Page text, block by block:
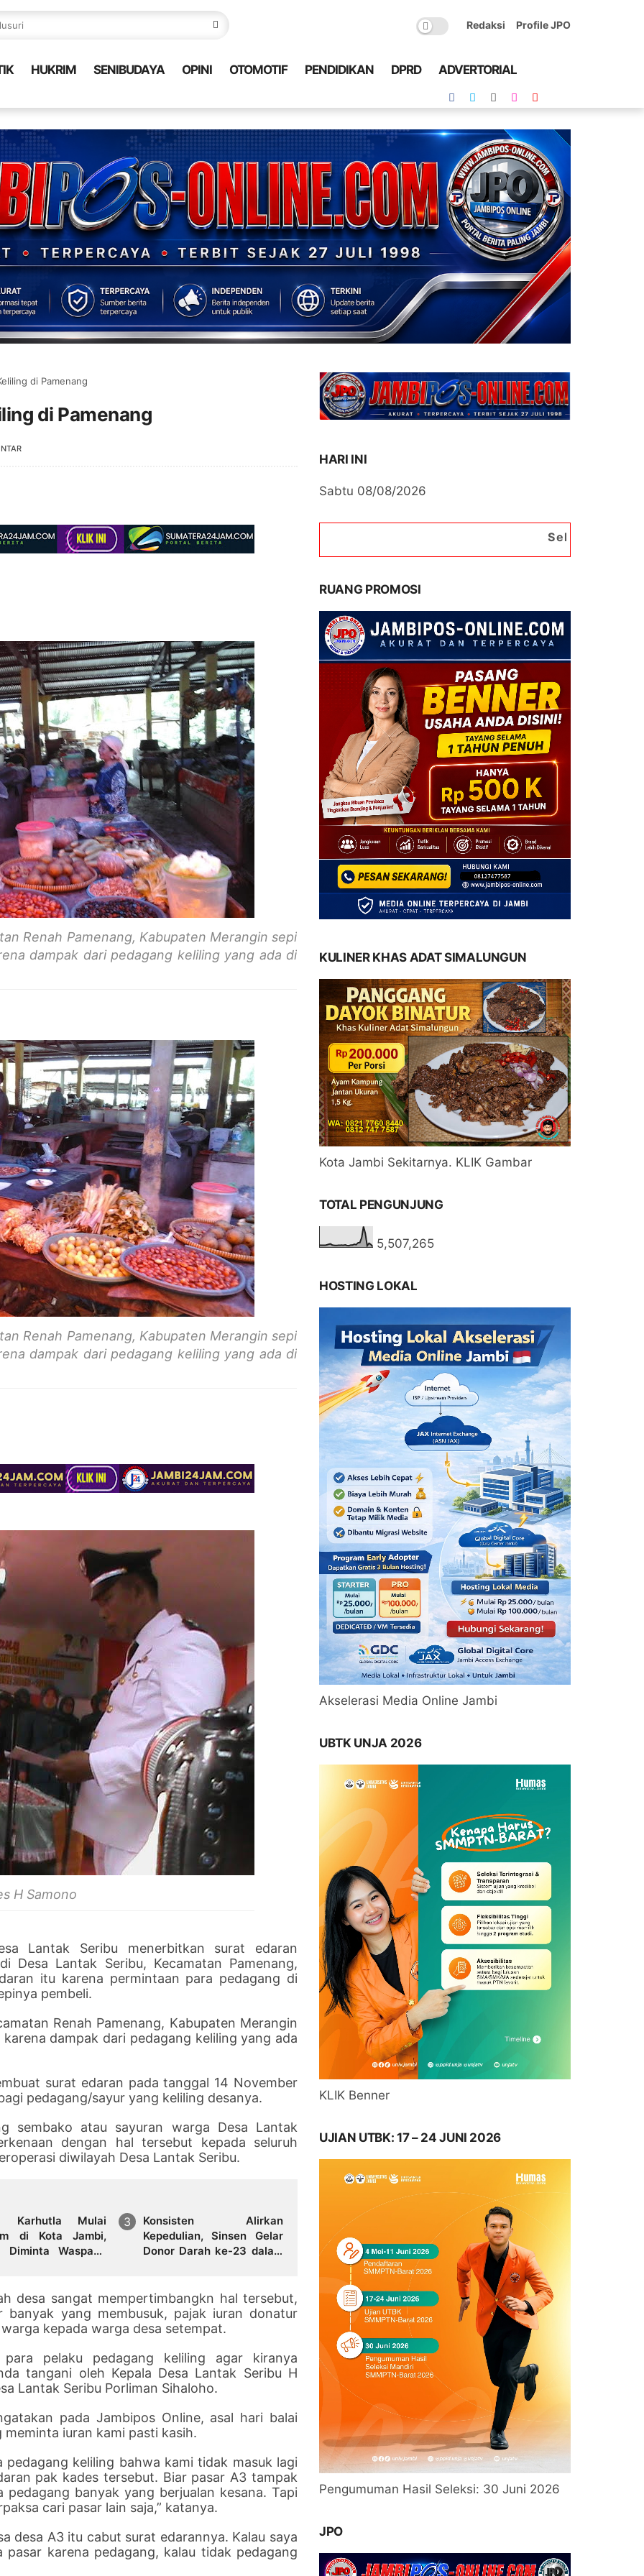
Redaksi Profile JPO
HUKRIM SENIBUDAYA OPINI OTOMOTIF PENDIDIKAN DPRD ADVERTORIAL
di Pamenang
di Pamenang
Renah Pamenang, Kabupaten Merangin sepi
dampak dari pedagang keliling yang ada di
Renah Pamenang, Kabupaten Merangin sepi
dampak dari pedagang keliling yang ada di
H Samono
Lantak Seribu menerbitkan surat edaran
Desa Lantak Seribu, Kecamatan Pamenang,
itu karena permintaan para pedagang di
pembeli.
Renah Pamenang, Kabupaten Merangin
dampak dari pedagang keliling yang ada
surat edaran pada tanggal 14 November
pedagang/sayur yang keliling desanya.
sembako atau sayuran warga Desa Lantak
dengan hal tersebut kepada seluruh
diwilayah Desa Lantak Seribu.
Karhutla Mulai
di Kota Jambi,
Diminta Waspada
Konsisten Alirkan
Kepedulian, Sinsen Gelar
Donor Darah ke-23 dalam
desa sangat mempertimbangkn hal tersebut,
banyak yang membusuk, pajak iuran donatur
kepada warga desa setempat.
pelaku pedagang keliling agar kiranya
tangani oleh Kepala Desa Lantak Seribu H
Lantak Seribu Porliman Sihaloho.
pada Jambipos Online, asal hari balai
iuran kami pasti kasih.
keliling bahwa kami tidak masuk lagi
pak kades tersebut. Biar pasar A3 tampak
banyak yang berjualan kesana. Tapi
cari pasar lain saja,” katanya.
desa A3 itu cabut surat edarannya. Kalau saya
pasar karena pedagang, kalau tidak pedagang
HARI INI
Sabtu 08/08/2026
Selamat Datang di Portal
RUANG PROMOSI
KULINER KHAS ADAT SIMALUNGUN
Kota Jambi Sekitarnya. KLIK Gambar
TOTAL PENGUNJUNG
5,507,265
HOSTING LOKAL
Akselerasi Media Online Jambi
UBTK UNJA 2026
KLIK Benner
UJIAN UTBK: 17 – 24 JUNI 2026
Pengumuman Hasil Seleksi: 30 Juni 2026
JPO